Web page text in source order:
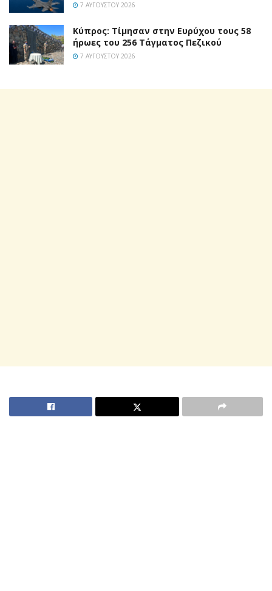
7 ΑΥΓΟΎΣΤΟΥ 2026
Κύπρος: Τίμησαν στην Ευρύχου τους 58
ήρωες του 256 Τάγματος Πεζικού
7 ΑΥΓΟΎΣΤΟΥ 2026